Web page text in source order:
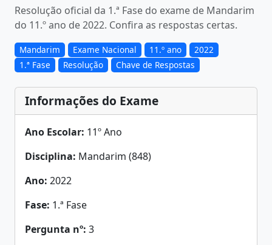
Resolução oficial da 1.ª Fase do exame de Mandarim
do 11.º ano de 2022. Confira as respostas certas.
Mandarim Exame Nacional 11.º ano
2022
1.ª Fase
Resolução Chave de Respostas
Informações do Exame
Ano Escolar: 11º Ano
Disciplina: Mandarim (848)
Ano: 2022
Fase: 1.ª Fase
Pergunta nº: 3